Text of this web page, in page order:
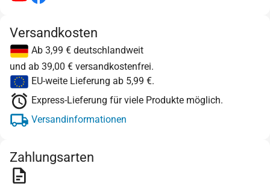
Versandkosten
Ab 3,99 € deutschlandweit
und ab 39,00 € versandkostenfrei.
EU-weite Lieferung ab 5,99 €.
Express-Lieferung für viele Produkte möglich.
Versandinformationen
Zahlungsarten